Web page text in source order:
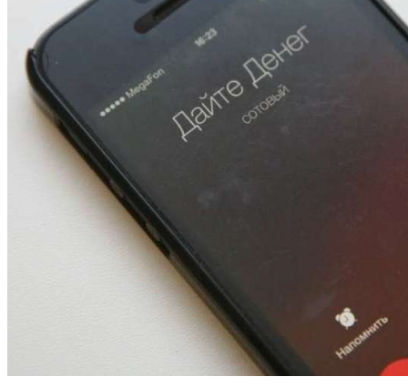
Покушение на убийство в Волгограде: девушка
напала на незнакомую женщину с ножом
12:39
Сладкий праздник в Волгограде: в Центральном
парке прошёл фестиваль „Арбузный переполох“
Волгоградские компании нарастили экспорт:
заключены контракты на 3,6 млн долларов